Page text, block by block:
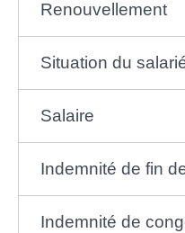
Renouvellement
Situation du
Salaire
Indemnité de fin
Indemnité de